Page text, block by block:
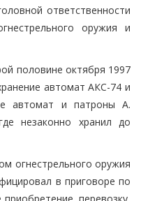
ответственности
оружия и
половине октября 1997
автомат АКС-74 и
автомат и патроны А.
незаконно хранил до
огнестрельного оружия
в приговоре по